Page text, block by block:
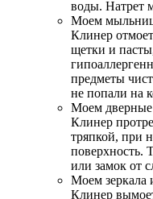
воды. Натрет
Моем
Клинер
щетки и
предметы
не попали на
Моем дверные
Клинер
тряпкой, при
поверхность.
или замок от
Моем зеркала
Клинер